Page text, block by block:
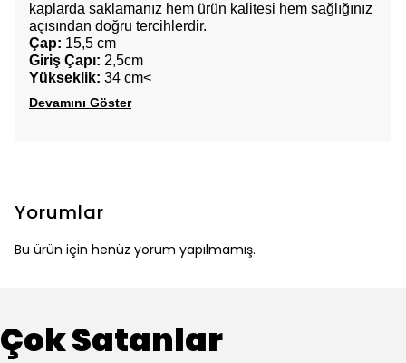
kaplarda saklamanız hem ürün kalitesi hem sağlığınız
açısından doğru tercihlerdir.
Çap: 15,5 cm
Giriş Çapı: 2,5cm
Yükseklik: 34 cm<
Devamını Göster
Yorumlar
Bu ürün için henüz yorum yapılmamış.
Çok Satanlar